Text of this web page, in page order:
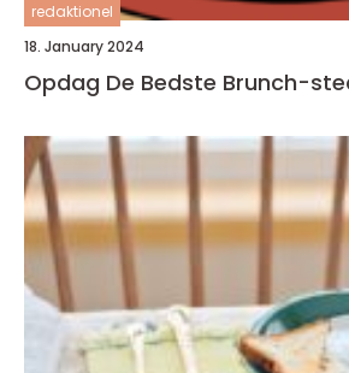
redaktionel
18. January 2024
Opdag De Bedste Brunch-